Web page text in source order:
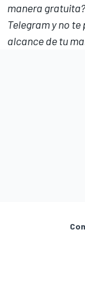
manera
Telegramy no te
alcance de tu